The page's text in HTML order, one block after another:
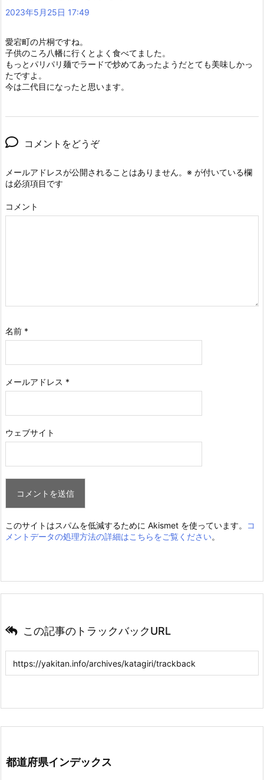
2023年5月25日 17:49
愛宕町の片桐ですね。
子供のころ八幡に行くとよく食べてました。
もっとパリパリ麺でラードで炒めてあったようだとても美味しかっ
たですよ。
今は二代目になったと思います。
コメントをどうぞ
メールアドレスが公開されることはありません。 ※ が付いている欄
は必須項目です
コメント
名前 *
メールアドレス *
ウェブサイト
このサイトはスパムを低減するために Akismet を使っています。
コ
メントデータの処理方法の詳細はこちらをご覧ください。
この記事のトラックバックURL
都道府県インデックス